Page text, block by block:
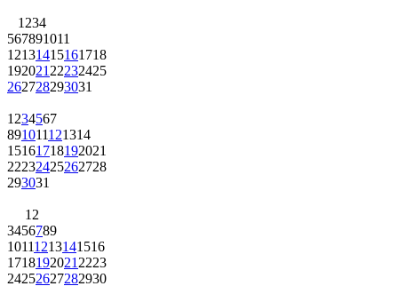
1234
567891011
12131415161718
19202122232425
262728293031
1234567
891011121314
15161718192021
22232425262728
293031
12
3456789
10111213141516
17181920212223
24252627282930